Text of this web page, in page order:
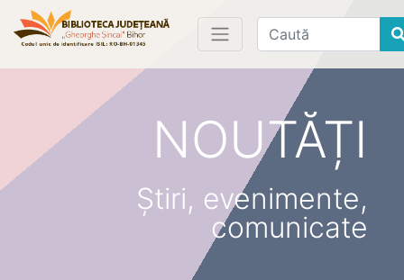
Find
NOUTĂȚI
Știri, evenimente,
comunicate